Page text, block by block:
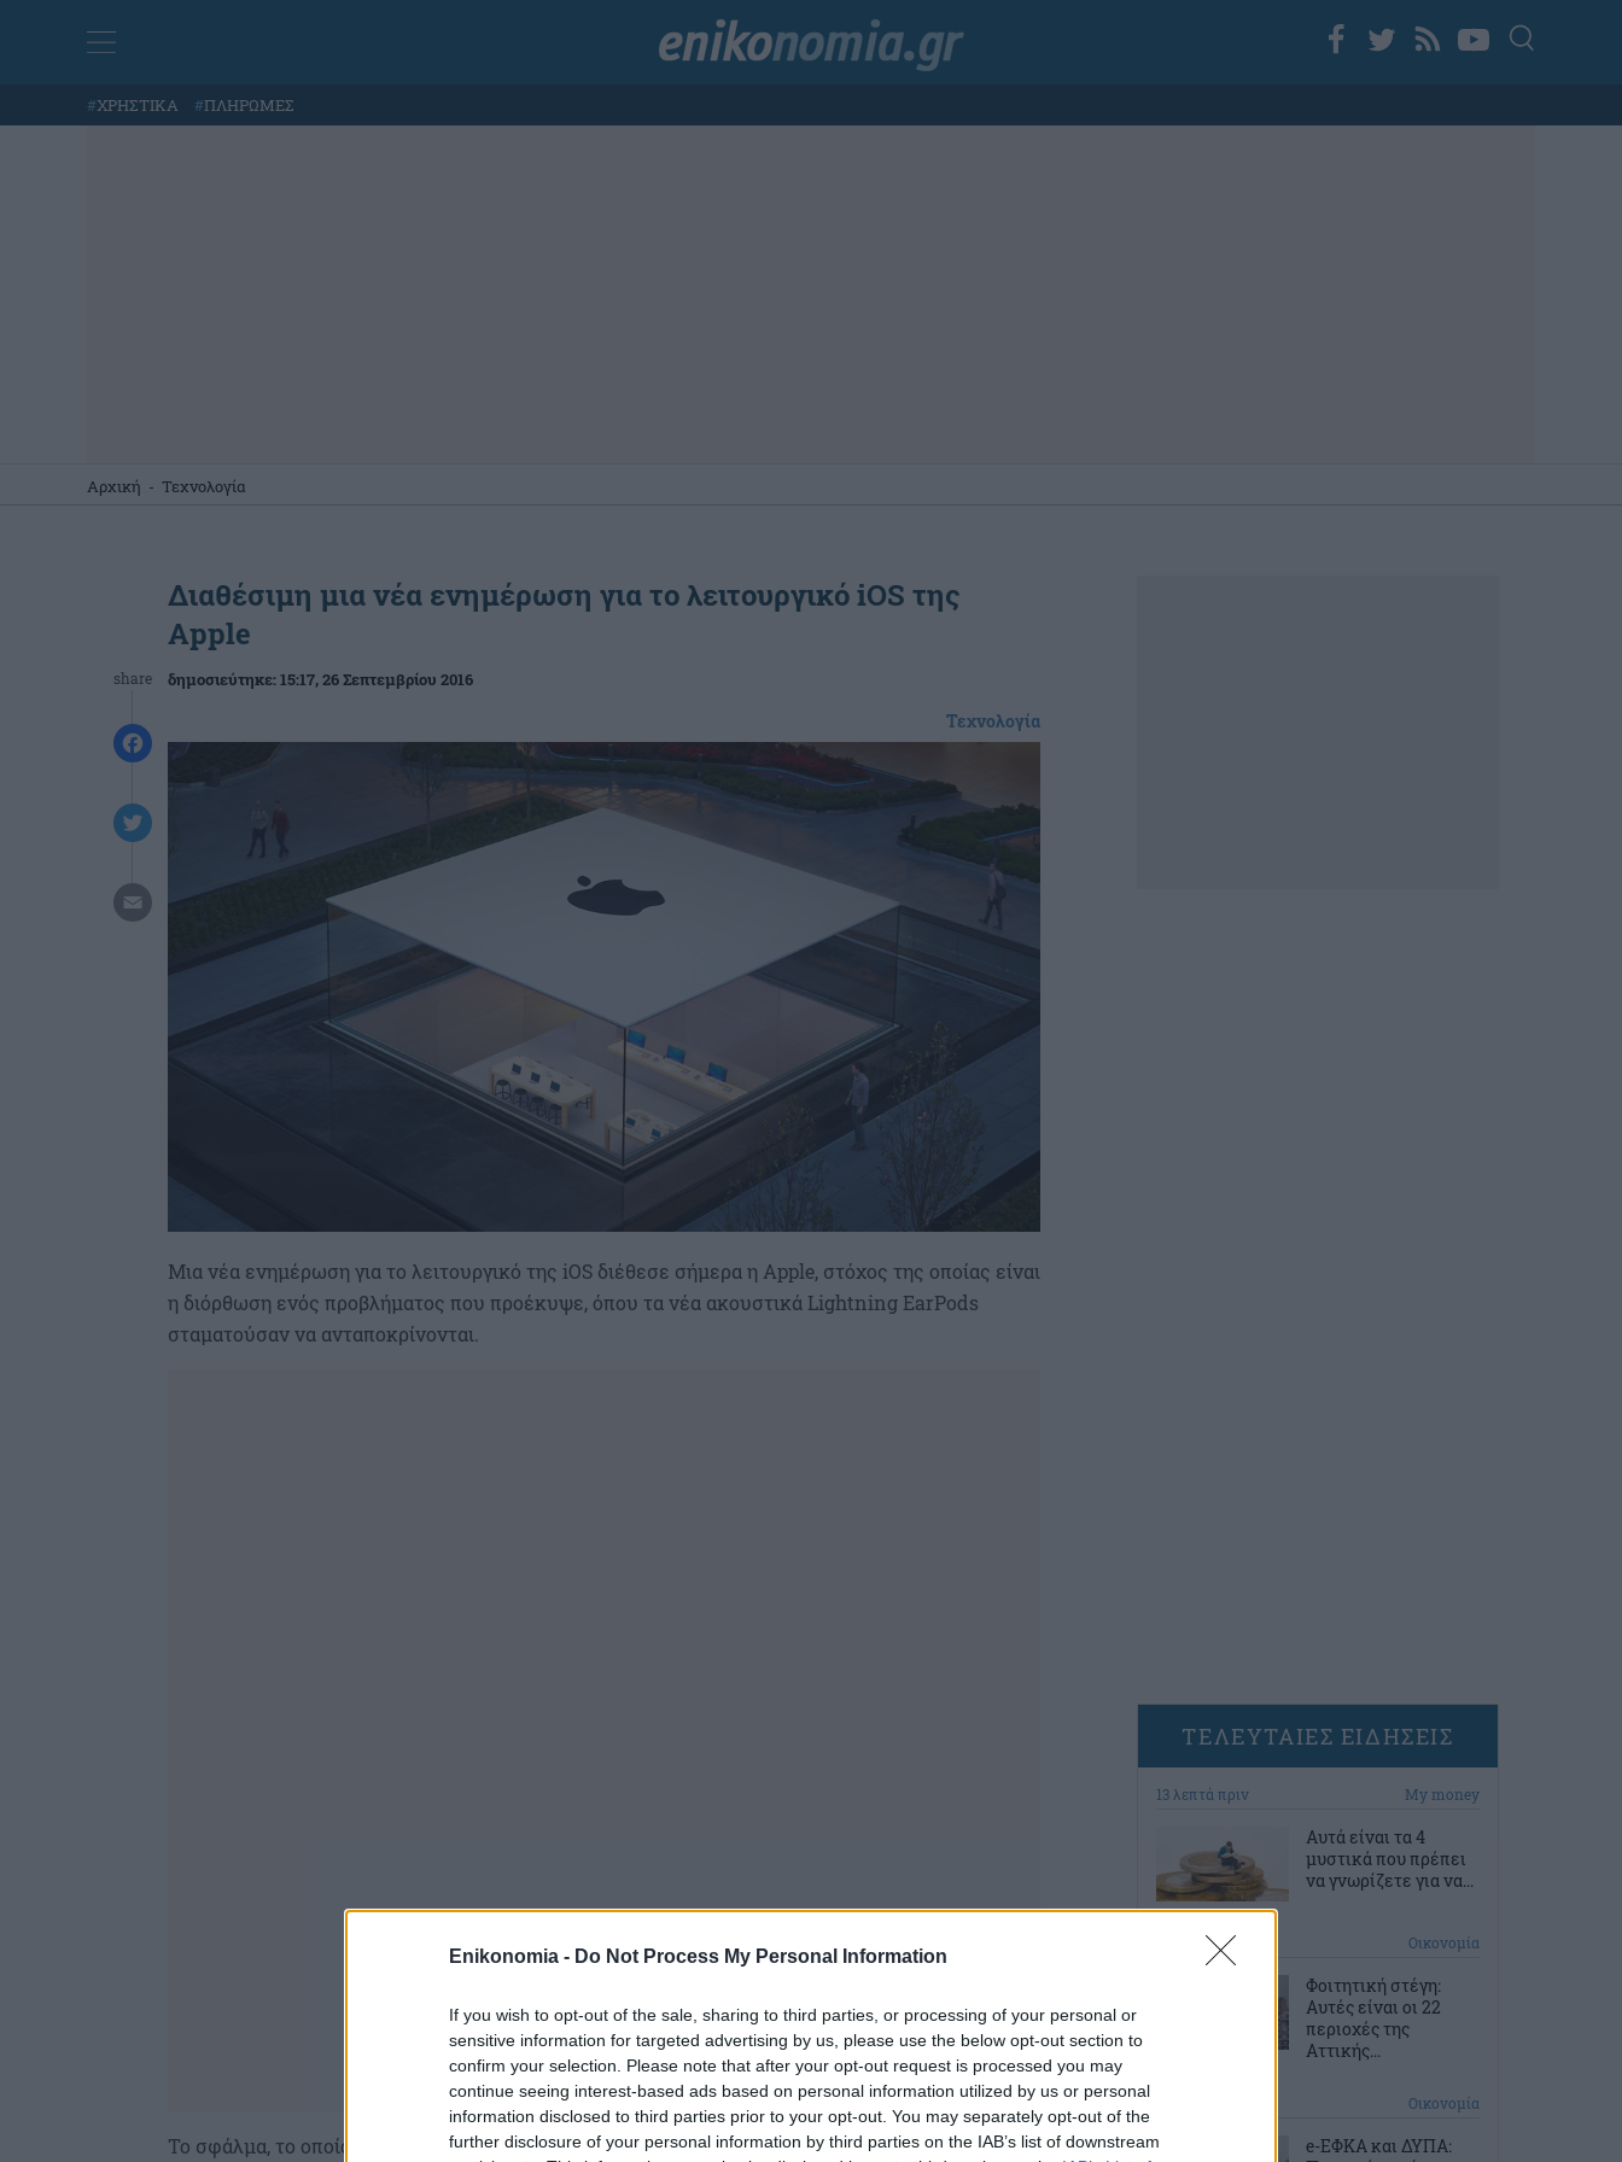
Enikonomia - Do Not Process My Personal Information
If you wish to opt-out of the sale, sharing to third parties, or processing of your personal or
sensitive information for targeted advertising by us, please use the below opt-out section to
confirm your selection. Please note that after your opt-out request is processed you may
continue seeing interest-based ads based on personal information utilized by us or personal
information disclosed to third parties prior to your opt-out. You may separately opt-out of the
further disclosure of your personal information by third parties on the IAB’s list of downstream
#ΧΡΗΣΤΙΚΑ #ΠΛΗΡΩΜΕΣ
Αρχική - Τεχνολογία
share
Διαθέσιμη μια νέα ενημέρωση για το λειτουργικό iOS της
Apple
δημοσιεύτηκε:15:17, 26 Σεπτεμβρίου 2016
Τεχνολογία
Μια νέα ενημέρωση για το λειτουργικό της iOS διέθεσε σήμερα η Apple, στόχος της οποίας είναι
η διόρθωση ενός προβλήματος που προέκυψε, όπου τα νέα ακουστικά Lightning EarPods
σταματούσαν να ανταποκρίνονται.
Το σφάλμα, το οποίο δημοσιοποίησε πρώτη φορά την περασμένη εβδομάδα η ιστοσελίδα
ΤΕΛΕΥΤΑΙΕΣ ΕΙΔΗΣΕΙΣ
13 λεπτά πριν My money
Αυτά είναι τα 4
μυστικά που πρέπει
να γνωρίζετε για να...
43 λεπτά πριν Οικονομία
Φοιτητική στέγη:
Aυτές είναι οι 22
περιοχές της
Αττικής...
Οικονομία
e-ΕΦΚΑ και ΔΥΠΑ: